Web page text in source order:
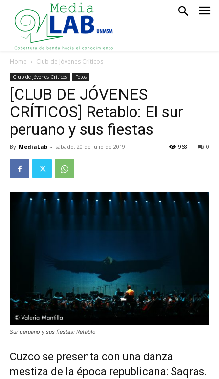
Home Club de Jóvenes Críticos
Club de Jóvenes Críticos Fotos
[CLUB DE JÓVENES
CRÍTICOS] Retablo: El sur
peruano y sus fiestas
By MediaLab - sábado, 20 de julio de 2019 0
968
Sur peruano y sus fiestas: Retablo
Cuzco se presenta con una danza
mestiza de la época republicana: Saqras.